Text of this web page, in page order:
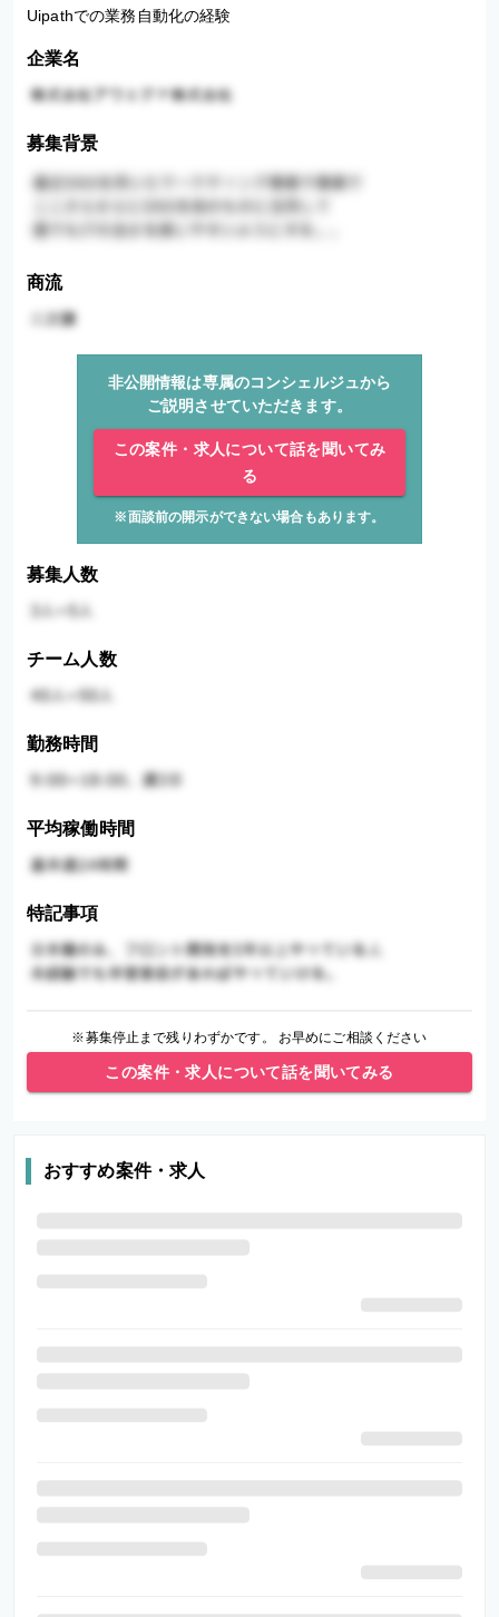
Uipathでの業務自動化の経験
企業名
募集背景
商流
非公開情報は専属のコンシェルジュから
ご説明させていただきます。
この案件・求人について話を聞いてみ
る
※面談前の開示ができない場合もあります。
募集人数
チーム人数
勤務時間
平均稼働時間
特記事項
※募集停止まで残りわずかです。 お早めにご相談ください
この案件・求人について話を聞いてみる
おすすめ案件・求人